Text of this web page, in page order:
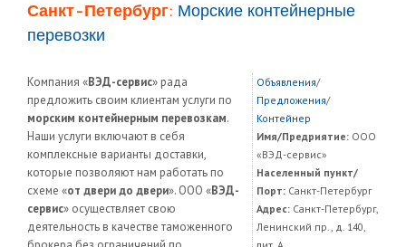
Санкт-Петербург: Морские контейнерные
перевозки
Компания «ВЭД-сервис» рада
предложить своим клиентам услуги по
морским контейнерным перевозкам.
Наши услуги включают в себя
комплексные варианты доставки,
которые позволяют нам работать по
схеме «от двери до двери». ООО «ВЭД-
сервис» осуществляет свою
деятельность в качестве таможенного
Объявления/
Предложения/
Контейнер
Имя/Предриятие:ООО
«ВЭД-сервис»
Населенный пункт/
Порт:Санкт-Петербург
Адрес:Санкт-Петербург,
Ленинский пр., д. 140,